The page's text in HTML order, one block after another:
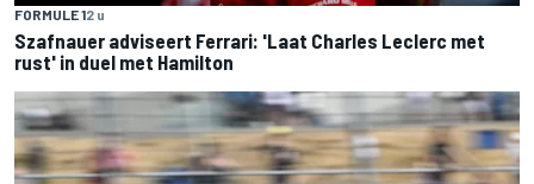
FORMULE 12 u
Szafnauer adviseert Ferrari: 'Laat Charles Leclerc met
rust' in duel met Hamilton